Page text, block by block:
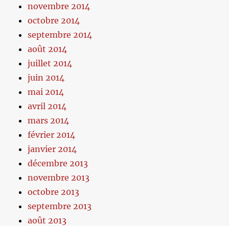
novembre 2014
octobre 2014
septembre 2014
août 2014
juillet 2014
juin 2014
mai 2014
avril 2014
mars 2014
février 2014
janvier 2014
décembre 2013
novembre 2013
octobre 2013
septembre 2013
août 2013